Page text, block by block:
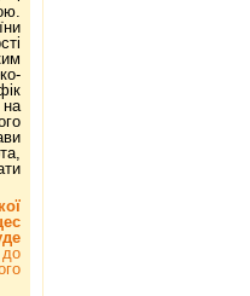
на